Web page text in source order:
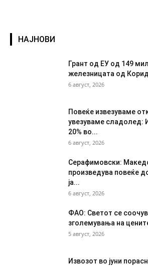
НАЈНОВИ
Грант од ЕУ од 149
железницата од
6 август, 2026
Повеќе извезуваме
увезуваме сладолед:
20% во...
6 август, 2026
Серафимовски:
произведува повеќе
ја...
6 август, 2026
ФАО: Светот се
зголемувања на
5 август, 2026
Извозот во јуни